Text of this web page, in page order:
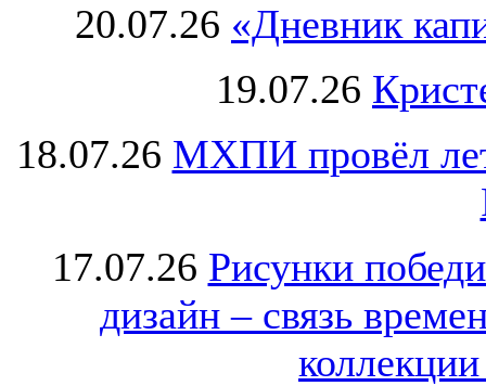
20.07.26 «Дневник
19.07.26
18.07.26 МХПИ провёл
17.07.26 Рисунки
дизайн – связь